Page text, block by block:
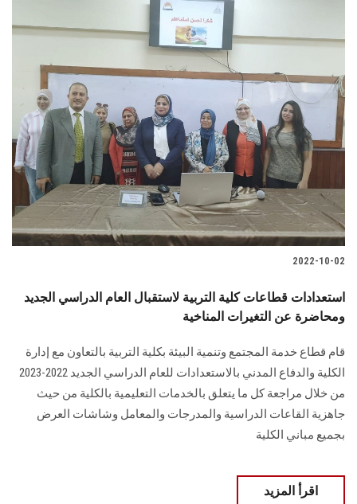
2022-10-02
استعدادات قطاعات كلية التربية لاستقبال العام الدراسي الجديد
ومحاضرة عن التغيرات المناخية
قام قطاع خدمة المجتمع وتنمية البيئة بكلية التربية بالتعاون مع إدارة
الكلية والدفاع المدني بالاستعدادات للعام الدراسي الجديد 2022-2023
من خلال مراجعة كل ما يتعلق بالخدمات التعليمية بالكلية من حيث
جاهزية القاعات الدراسية والمدرجات والمعامل وشاشات العرض
بجميع مباني الكلية
اقرأ المزيد